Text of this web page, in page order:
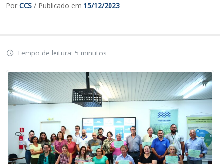
Por CCS / Publicado em 15/12/2023
Tempo de leitura: 5 minutos.